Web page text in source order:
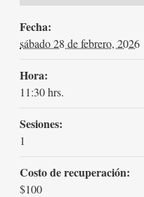
Fecha:
sábado 28 de febrero, 2026
Hora:
11:30 hrs.
Sesiones:
1
Costo de recuperación:
$100